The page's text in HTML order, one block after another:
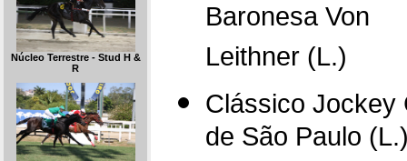
Núcleo Terrestre - Stud H &
R
Baronesa Von
Leithner (L.)
Clássico Jockey
de São Paulo